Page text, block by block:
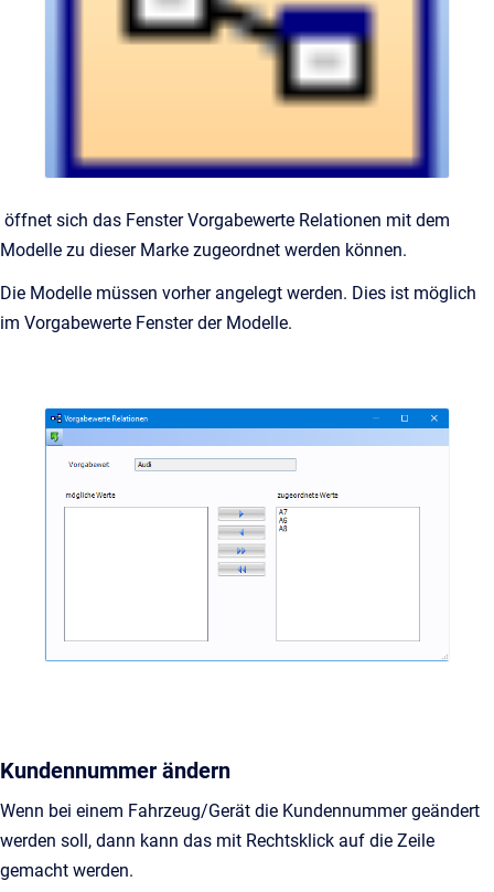
öffnet sich das Fenster Vorgabewerte Relationen mit dem
Modelle zu dieser Marke zugeordnet werden können.
Die Modelle müssen vorher angelegt werden. Dies ist möglich
im Vorgabewerte Fenster der Modelle.
Kundennummer ändern
Wenn bei einem Fahrzeug/Gerät die Kundennummer geändert
werden soll, dann kann das mit Rechtsklick auf die Zeile
gemacht werden.